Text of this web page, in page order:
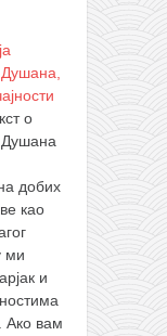
о
Душана
добих
као
ми
и
Ако вам